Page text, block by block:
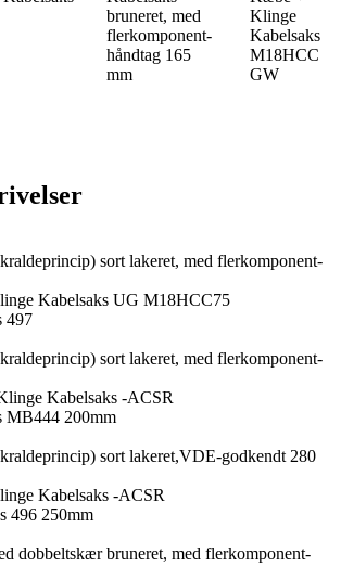
bruneret, med
flerkomponent-
håndtag 165
mm
Klinge
Kabelsaks
M18HCC
GW
sort lakeret, med flerkomponent-
Kabelsaks UG M18HCC75
497
sort lakeret, med flerkomponent-
Kabelsaks -ACSR
MB444 200mm
sort lakeret,VDE-godkendt 280
Kabelsaks -ACSR
496 250mm
dobbeltskær bruneret, med flerkomponent-